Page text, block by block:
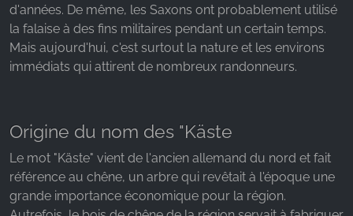
d'années. De même, les Saxons ont probablement utilisé
la falaise à des fins militaires pendant un certain temps.
Mais aujourd'hui, c'est surtout la nature et les environs
immédiats qui attirent de nombreux randonneurs.
Origine du nom des "Käste
Le mot "Käste" vient de l'ancien allemand du nord et fait
référence au chêne, un arbre qui revêtait à l'époque une
grande importance économique pour la région.